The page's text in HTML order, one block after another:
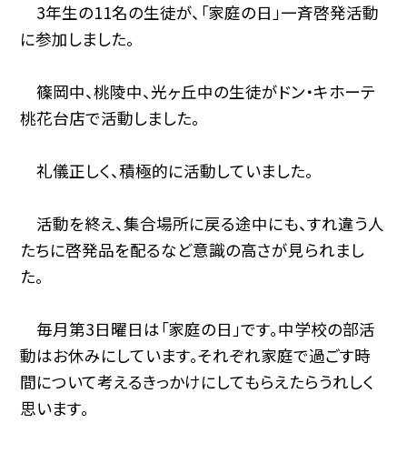
3年生の11名の生徒が、「家庭の日」一斉啓発活動
に参加しました。
篠岡中、桃陵中、光ヶ丘中の生徒がドン・キホーテ
桃花台店で活動しました。
礼儀正しく、積極的に活動していました。
活動を終え、集合場所に戻る途中にも、すれ違う人
たちに啓発品を配るなど意識の高さが見られまし
た。
毎月第3日曜日は「家庭の日」です。中学校の部活
動はお休みにしています。それぞれ家庭で過ごす時
間について考えるきっかけにしてもらえたらうれしく
思います。